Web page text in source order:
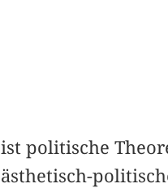
ist politische
ästhetisch-